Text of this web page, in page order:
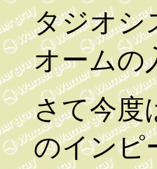
タジオシ
オームの
さて今度
のインピ